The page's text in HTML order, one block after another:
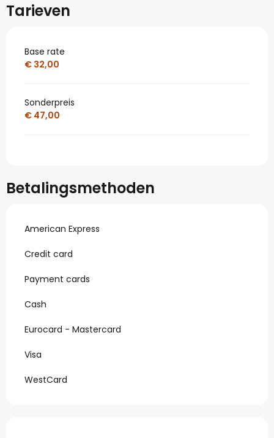
Tarieven
Base rate
€ 32,00
Sonderpreis
€ 47,00
Betalingsmethoden
American Express
Credit card
Payment cards
Cash
Eurocard - Mastercard
Visa
WestCard